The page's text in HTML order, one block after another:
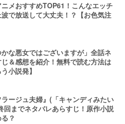
メおすすめTOP61！こんなエッチ
で放送して大丈夫！？【お色気注
な悪女ではございますが」全話ネ
＆感想を紹介！無料で読む方法は
小説発】
ージュ夫婦』(「キャンディみたい
までネタバレあらすじ！原作小説
？